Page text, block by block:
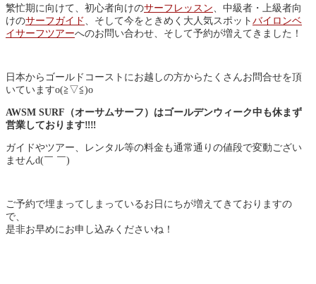
繁忙期に向けて、初心者向けのサーフレッスン、中級者・上級者向
けのサーフガイド 、そして今をときめく大人気スポット バイロンベ
イサーフツアーへのお問い合わせ、そして予約が増えてきました！
日本からゴールドコーストにお越しの方からたくさんお問合せを頂
いていますo(≧▽≦)o
AWSM SURF（オーサムサーフ）はゴールデンウィーク中も休まず
営業しております‼︎‼︎
ガイドやツアー、レンタル等の料金も通常通りの値段で変動ござい
ませんd(￣ ￣)
ご予約で埋まってしまっているお日にちが増えてきておりますの
で、
是非お早めにお申し込みくださいね！